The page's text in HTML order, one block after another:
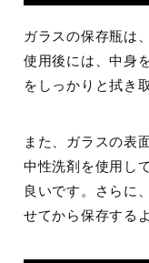
ガラスの保存瓶は
使用後には、中身
をしっかりと拭き
また、ガラスの表
中性洗剤を使用し
良いです。さらに
せてから保存する